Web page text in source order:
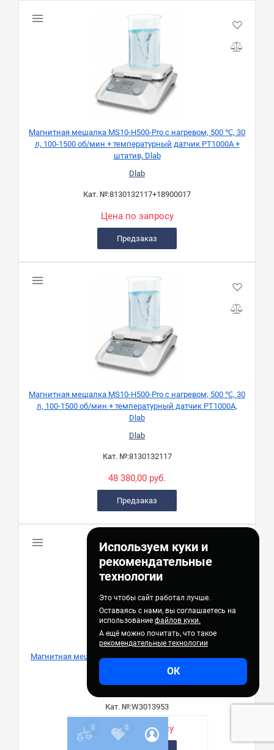
Используем куки и
рекомендательные
технологии
Это чтобы сайт работал лучше.
Оставаясь с нами, вы соглашаетесь на
использование файлов куки.
А ещё можно почитать, что такое
рекомендательные технологии
ОК
Магнитная мешалка MS10-H500-Pro с нагревом, 500 ℃, 30
л, 100-1500 об/мин + температурный датчик PT1000A +
штатив, Dlab
Dlab
Кат. №:8130132117+18900017
Цена по запросу
Предзаказ
Магнитная мешалка MS10-H500-Pro с нагревом, 500 ℃, 30
л, 100-1500 об/мин + температурный датчик PT1000A,
Dlab
Dlab
Кат. №:8130132117
48 380,00 руб.
Предзаказ
Магнитная мешалка WH395, с нагревом, 450 ℃, 100-1500
об/мин, 30 л, Wiggens
Wiggens
Кат. №:W3013953
Цена по запросу
0 0